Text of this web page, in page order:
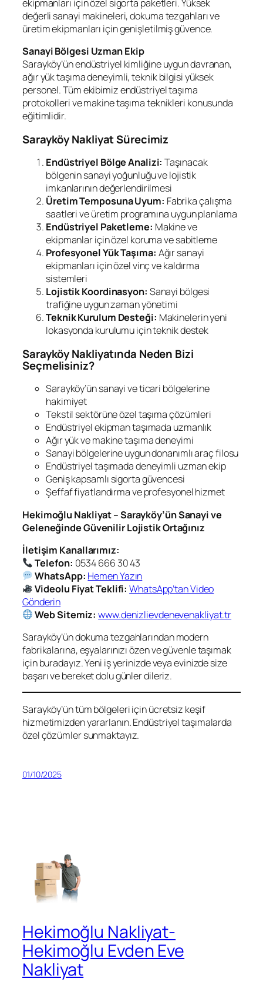
ekipmanları için özel sigorta paketleri. Yüksek
değerli sanayi makineleri, dokuma tezgahları ve
üretim ekipmanları için genişletilmiş güvence.
Sanayi Bölgesi Uzman Ekip
Sarayköy’ün endüstriyel kimliğine uygun davranan,
ağır yük taşıma deneyimli, teknik bilgisi yüksek
personel. Tüm ekibimiz endüstriyel taşıma
protokolleri ve makine taşıma teknikleri konusunda
eğitimlidir.
Sarayköy Nakliyat Sürecimiz
Endüstriyel Bölge Analizi: Taşınacak
bölgenin sanayi yoğunluğu ve lojistik
imkanlarının değerlendirilmesi
Üretim Temposuna Uyum: Fabrika çalışma
saatleri ve üretim programına uygun planlama
Endüstriyel Paketleme: Makine ve
ekipmanlar için özel koruma ve sabitleme
Profesyonel Yük Taşıma: Ağır sanayi
ekipmanları için özel vinç ve kaldırma
sistemleri
Lojistik Koordinasyon: Sanayi bölgesi
trafiğine uygun zaman yönetimi
Teknik Kurulum Desteği: Makinelerin yeni
lokasyonda kurulumu için teknik destek
Sarayköy Nakliyatında Neden Bizi
Seçmelisiniz?
Sarayköy’ün sanayi ve ticari bölgelerine
hakimiyet
Tekstil sektörüne özel taşıma çözümleri
Endüstriyel ekipman taşımada uzmanlık
Ağır yük ve makine taşıma deneyimi
Sanayi bölgelerine uygun donanımlı araç filosu
Endüstriyel taşımada deneyimli uzman ekip
Geniş kapsamlı sigorta güvencesi
Şeffaf fiyatlandırma ve profesyonel hizmet
Hekimoğlu Nakliyat – Sarayköy’ün Sanayi ve
Geleneğinde Güvenilir Lojistik Ortağınız
İletişim Kanallarımız:
Telefon: 0534 666 30 43
WhatsApp: Hemen Yazın
Videolu Fiyat Teklifi: WhatsApp’tan Video
Gönderin
Web Sitemiz: www.denizlievdenevenakliyat.tr
Sarayköy’ün dokuma tezgahlarından modern
fabrikalarına, eşyalarınızı özen ve güvenle taşımak
için buradayız. Yeni iş yerinizde veya evinizde size
başarı ve bereket dolu günler dileriz.
Sarayköy’ün tüm bölgeleri için ücretsiz keşif
hizmetimizden yararlanın. Endüstriyel taşımalarda
özel çözümler sunmaktayız.
01/10/2025
Hekimoğlu Nakliyat-
Hekimoğlu Evden Eve
Nakliyat